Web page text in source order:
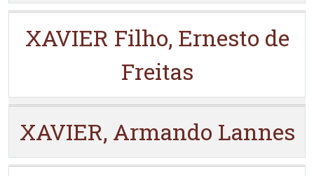
XAVIER Filho, Ernesto de
Freitas
XAVIER, Armando Lannes